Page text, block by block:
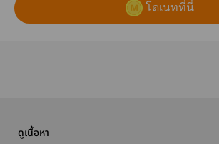
โดเนทที่นี่
ดูเนื้อหา